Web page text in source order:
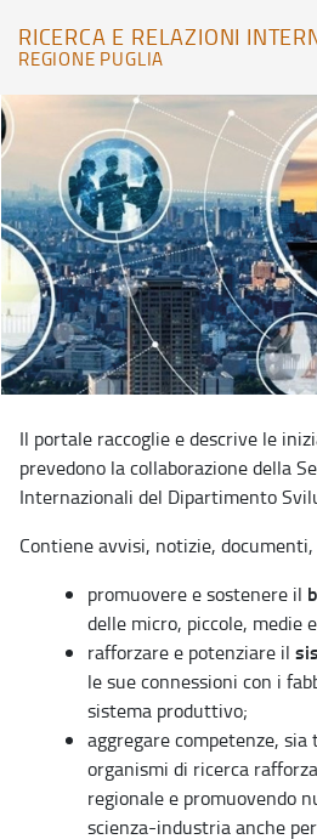
RICERCA E RELAZIONI
REGIONE PUGLIA
Home - Ricerca e relazioni
Il portale raccoglie e descrive le
prevedono la collaborazione della
Internazionali del Dipartimento
Contiene avvisi, notizie,
promuovere e sostenere il
delle micro, piccole, medie
rafforzare e potenziare il
le sue connessioni con i
sistema produttivo;
aggregare competenze,
organismi di ricerca
regionale e promuovendo
scienza-industria anche